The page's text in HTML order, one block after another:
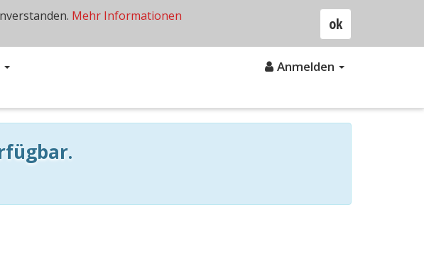
Anmelden
ok
Mehr Informationen